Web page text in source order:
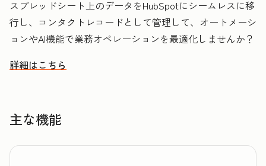
スプレッドシート上のデータをHubSpotにシームレスに移
行し、コンタクトレコードとして管理して、オートメーシ
ョンやAI機能で業務オペレーションを最適化しませんか？
詳細はこちら
HubSpotを活用してデータを整理し顧客理解を促進する方法
主な機能